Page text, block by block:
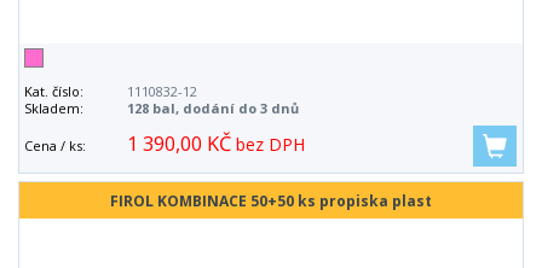
Kat. číslo:
1110832-12
Skladem:
128 bal, dodání do 3 dnů
Cena / ks: 1 390,00 KČ bez DPH
FIROL KOMBINACE 50+50 ks propiska plast